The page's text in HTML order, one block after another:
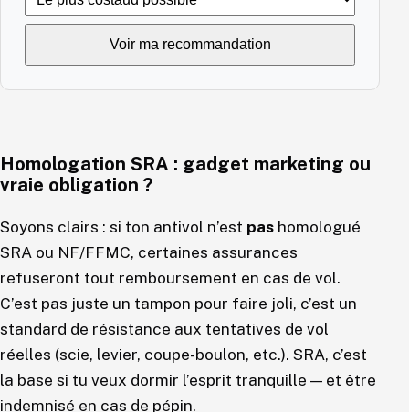
Voir ma recommandation
Homologation SRA : gadget marketing ou
vraie obligation ?
Soyons clairs : si ton antivol n’est pas homologué
SRA ou NF/FFMC, certaines assurances
refuseront tout remboursement en cas de vol.
C’est pas juste un tampon pour faire joli, c’est un
standard de résistance aux tentatives de vol
réelles (scie, levier, coupe-boulon, etc.). SRA, c’est
la base si tu veux dormir l’esprit tranquille — et être
indemnisé en cas de pépin.